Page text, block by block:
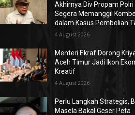
Akhirnya Div Propam Polri
Segera Memanggil
dalam Kasus Pembelian
4 August 2026
Menteri Ekraf Dorong
Aceh Timur Jadi Ikon
Kreatif
4 August 2026
Perlu Langkah Strategis,
Masela Bakal Geser Peta